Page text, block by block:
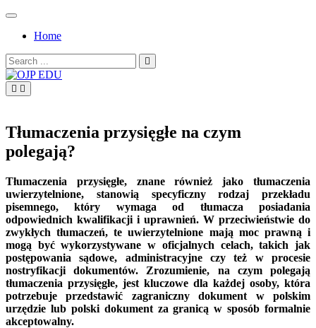
Skip
contentHome
Search
for:
Tłumaczenia przysięgłe na czym
polegają?
Tłumaczenia przysięgłe, znane również jako tłumaczenia
uwierzytelnione, stanowią specyficzny rodzaj przekładu
pisemnego, który wymaga od tłumacza posiadania
odpowiednich kwalifikacji i uprawnień. W przeciwieństwie do
zwykłych tłumaczeń, te uwierzytelnione mają moc prawną i
mogą być wykorzystywane w oficjalnych celach, takich jak
postępowania sądowe, administracyjne czy też w procesie
nostryfikacji dokumentów. Zrozumienie, na czym polegają
tłumaczenia przysięgłe, jest kluczowe dla każdej osoby, która
potrzebuje przedstawić zagraniczny dokument w polskim
urzędzie lub polski dokument za granicą w sposób formalnie
akceptowalny.